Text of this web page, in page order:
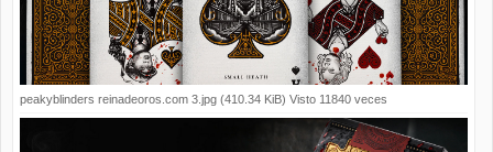
peakyblinders reinadeoros.com 3.jpg (410.34 KiB) Visto 11840 veces